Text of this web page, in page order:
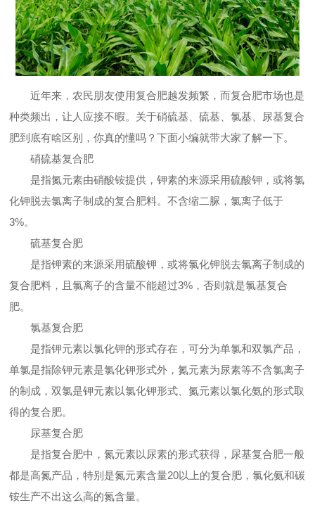
招商加盟
加盟流程 加盟优势 加盟条件
豫粮服务
豫粮服务
新闻资讯
联系方式
近年来，农民朋友使用复合肥越发频繁，而复合肥市场也是
种类频出，让人应接不暇。关于硝硫基、硫基、氯基、尿基复合
肥到底有啥区别，你真的懂吗？下面小编就带大家了解一下。
硝硫基复合肥
是指氮元素由硝酸铵提供，钾素的来源采用硫酸钾，或将氯
化钾脱去氯离子制成的复合肥料。不含缩二脲，氯离子低于
3%。
硫基复合肥
是指钾素的来源采用硫酸钾，或将氯化钾脱去氯离子制成的
复合肥料，且氯离子的含量不能超过3%，否则就是氯基复合
肥。
氯基复合肥
是指钾元素以氯化钾的形式存在，可分为单氯和双氯产品，
单氯是指除钾元素是氯化钾形式外，氮元素为尿素等不含氯离子
的制成，双氯是钾元素以氯化钾形式、氮元素以氯化氨的形式取
得的复合肥。
尿基复合肥
是指复合肥中，氮元素以尿素的形式获得，尿基复合肥一般
都是高氮产品，特别是氮元素含量20以上的复合肥，氯化氨和碳
铵生产不出这么高的氮含量。